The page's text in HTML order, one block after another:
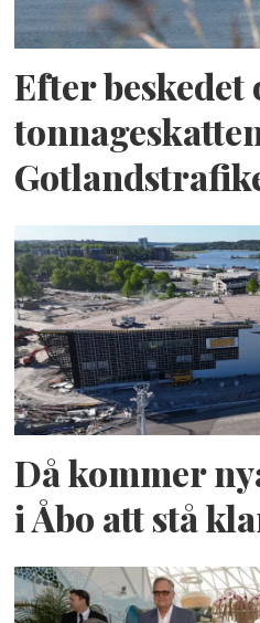
Efter beskedet
Då kommer
i Åbo att stå